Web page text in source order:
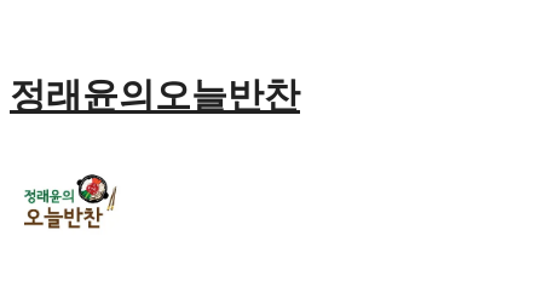
정래윤의오늘반찬